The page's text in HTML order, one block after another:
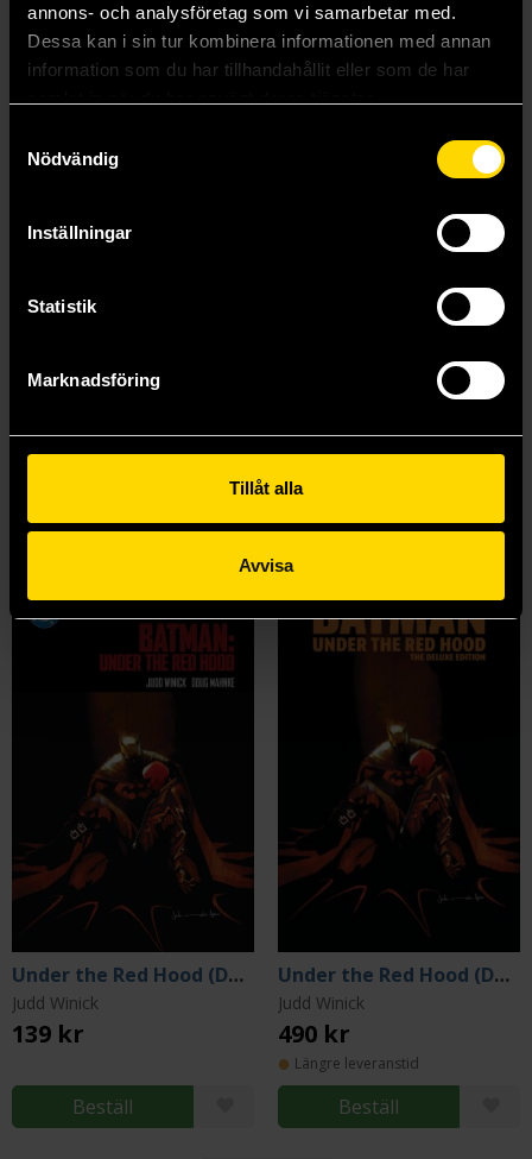
annons- och analysföretag som vi samarbetar med.
Dessa kan i sin tur kombinera informationen med annan
information som du har tillhandahållit eller som de har
Nödvändig
Inställningar
Statistik
Marknadsföring
Tillåt alla
Avvisa
Hilo 4: Odjuren vaknar!
249 kr
Beställ
Visa alla delar och format
Mer från Judd Winick
Under the Red Hood (DC Compact Comics Edition)
Judd Winick
139 kr
Beställ
Under the Red Hood (Deluxe Edition)
Judd Winick
490 kr
Längre leveranstid
Beställ